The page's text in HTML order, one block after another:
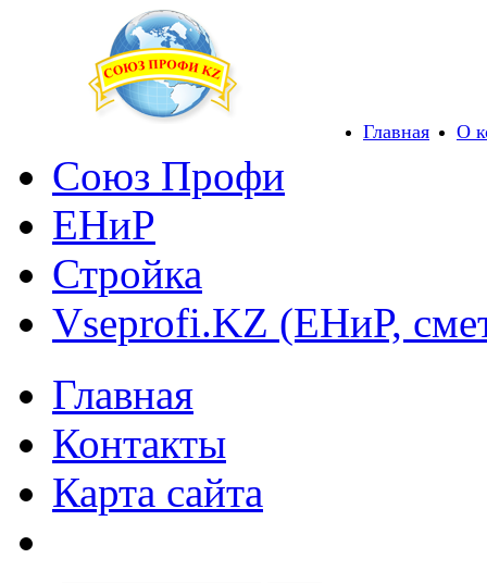
Главная О
Союз Профи
ЕНиР
Стройка
Vseprofi.KZ (ЕНиР,
Главная
Контакты
Карта сайта